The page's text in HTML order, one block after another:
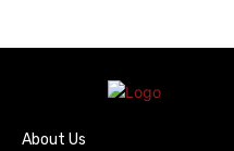
About Us